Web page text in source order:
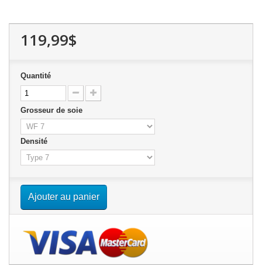
119,99$
Quantité
Grosseur de soie
Densité
Ajouter au panier